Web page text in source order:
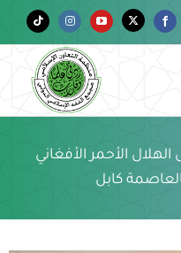
Facebook
Twitter
YouTube
Instagram
Tiktok
الأحمر الأفغاني
كابل